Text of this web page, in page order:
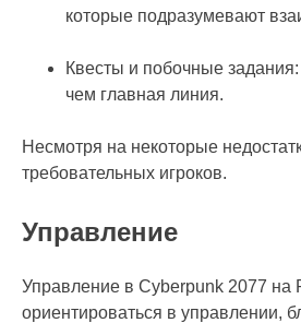
которые подразумевают
Квесты и побочные
чем главная линия.
Несмотря на некоторые
требовательных игроков.
Управление
Управление в Cyberpunk 2077 на
ориентироваться в управлении,